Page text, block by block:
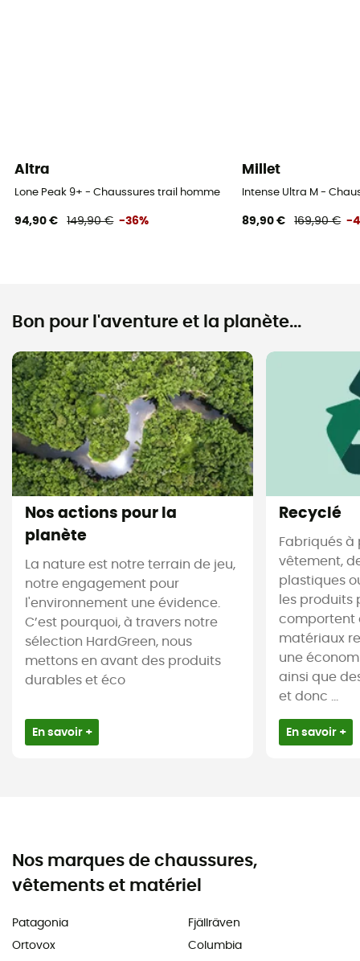
Altra
Lone Peak 9+ - Chaussures trail homme
94,90 € 149,90 € -36%
Millet
Intense Ultra M -
89,90 € 169,90 € -
Bon pour l'aventure et la planète...
Nos actions pour la
planète
La nature est notre terrain de jeu,
notre engagement pour
l'environnement une évidence.
C’est pourquoi, à travers notre
sélection HardGreen, nous
mettons en avant des produits
durables et éco
En savoir +
Recyclé
Fabriqués à
vêtement,
plastiques
les produits
comportent
matériaux
une
ainsi que
et donc ...
En savoir +
Nos marques de chaussures,
vêtements et matériel
Patagonia
Ortovox
Fjällräven
Columbia